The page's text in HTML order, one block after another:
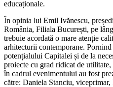
educaționale.
În opinia lui Emil Ivănescu,
România, Filiala București, pe
trebuie acordată o mare atenție
arhitecturii contemporane.
potențialului Capitalei și de la
proiecte cu grad ridicat de utilitate,
în cadrul evenimentului au fost
către: Daniela Stanciu,